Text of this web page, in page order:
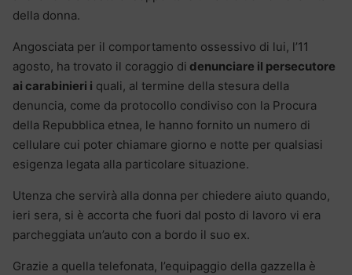
della donna.
Angosciata per il comportamento ossessivo di lui, l’11
agosto, ha trovato il coraggio di denunciare il persecutore
ai carabinieri i quali, al termine della stesura della
denuncia, come da protocollo condiviso con la Procura
della Repubblica etnea, le hanno fornito un numero di
cellulare cui poter chiamare giorno e notte per qualsiasi
esigenza legata alla particolare situazione.
Utenza che servirà alla donna per chiedere aiuto quando,
ieri sera, si è accorta che fuori dal posto di lavoro vi era
parcheggiata un’auto con a bordo il suo ex.
Grazie a quella telefonata, l’equipaggio della gazzella è